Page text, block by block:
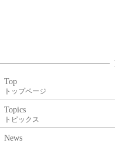
シ
ョ
ン
Top
トップページ
Topics
トピックス
News